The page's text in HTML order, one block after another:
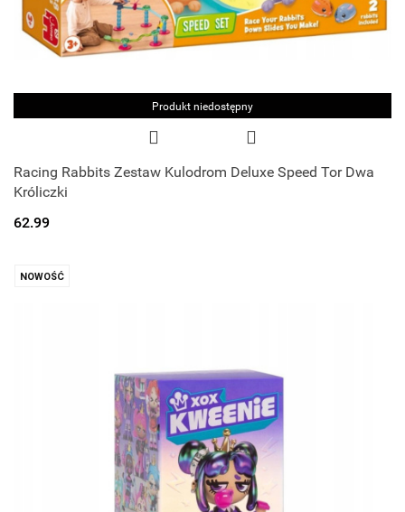
Produkt niedostępny
Racing Rabbits Zestaw Kulodrom Deluxe Speed Tor Dwa
Króliczki
62.99
NOWOŚĆ